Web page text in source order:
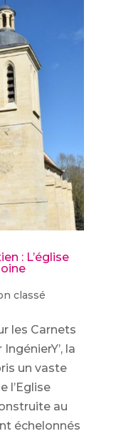
: L’église
classé
les Carnets
la
un vaste
l’Eglise
au
échelonnés